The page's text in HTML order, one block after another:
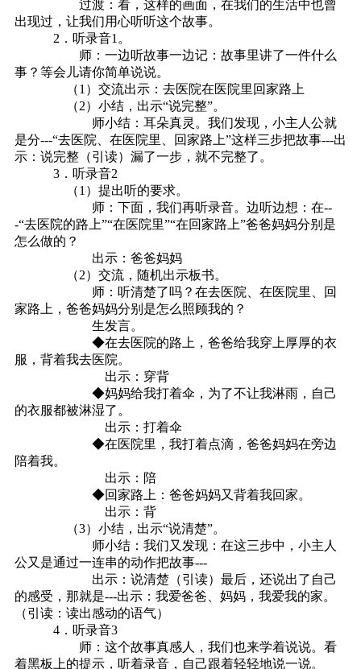
过渡：看，这样的画面，在我们的生活中也曾
出现过，让我们用心听听这个故事。
2．听录音1。
师：一边听故事一边记：故事里讲了一件什么
事？等会儿请你简单说说。
（1）交流出示：去医院在医院里回家路上
（2）小结，出示“说完整”。
师小结：耳朵真灵。我们发现，小主人公就
是分---“去医院、在医院里、回家路上”这样三步把故事---出
示：说完整（引读）漏了一步，就不完整了。
3．听录音2
（1）提出听的要求。
师：下面，我们再听录音。边听边想：在--
-“去医院的路上”“在医院里”“在回家路上”爸爸妈妈分别是
怎么做的？
出示：爸爸妈妈
（2）交流，随机出示板书。
师：听清楚了吗？在去医院、在医院里、回
家路上，爸爸妈妈分别是怎么照顾我的？
生发言。
◆在去医院的路上，爸爸给我穿上厚厚的衣
服，背着我去医院。
出示：穿背
◆妈妈给我打着伞，为了不让我淋雨，自己
的衣服都被淋湿了。
出示：打着伞
◆在医院里，我打着点滴，爸爸妈妈在旁边
陪着我。
出示：陪
◆回家路上：爸爸妈妈又背着我回家。
出示：背
（3）小结，出示“说清楚”。
师小结：我们又发现：在这三步中，小主人
公又是通过一连串的动作把故事---
出示：说清楚（引读）最后，还说出了自己
的感受，那就是---出示：我爱爸爸、妈妈，我爱我的家。
（引读：读出感动的语气）
4．听录音3
师：这个故事真感人，我们也来学着说说。看
着黑板上的提示，听着录音，自己跟着轻轻地说一说。